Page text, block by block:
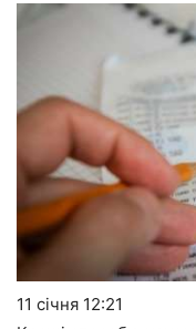
11 січня 12:21